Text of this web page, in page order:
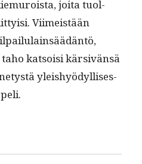
joi­ta tuol­
Viimeistään
kat­soisi kär­sivän­sä
yleishyödyl­lis­es­